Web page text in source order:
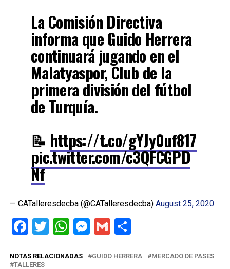
La Comisión Directiva
informa que Guido Herrera
continuará jugando en el
Malatyaspor, Club de la
primera división del fútbol
de Turquía.
📝 https://t.co/gYJy0uf817
pic.twitter.com/c3QFCGPD
Nf
— CATalleresdecba (@CATalleresdecba) August 25, 2020
Facebook
Twitter
WhatsApp
Messenger
GmailShare
NOTAS RELACIONADAS GUIDO HERRERA
MERCADO DE PASES
TALLERES